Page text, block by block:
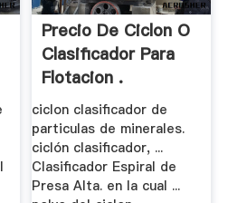
Precio De Ciclon O
Clasificador Para
Flotacion .
ciclon clasificador de
particulas de minerales.
ciclón clasificador, ...
Clasificador Espiral de
Presa Alta. en la cual ...